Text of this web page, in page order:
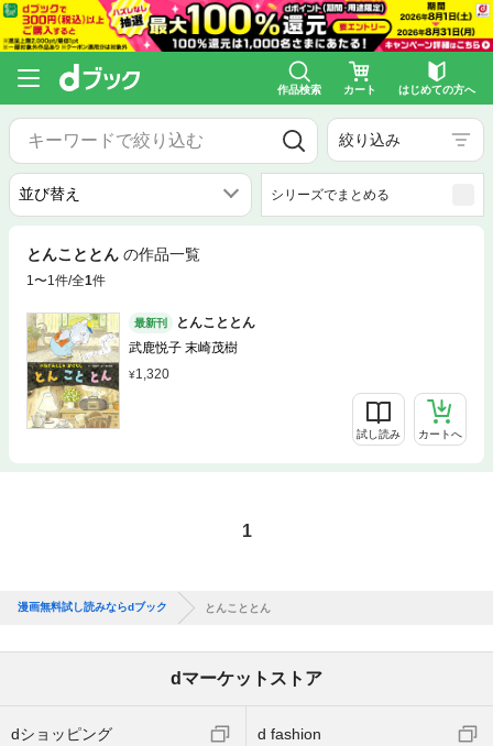
作品検索 カート はじめての方へ
絞り込み
シリーズでまとめる
とんこととん の作品一覧
1〜1件/全1件
最新刊
とんこととん
武鹿悦子 末崎茂樹
1,320
試し読み カートへ
1
漫画無料試し読みならdブック とんこととん
dマーケットストア
dショッピング d fashion